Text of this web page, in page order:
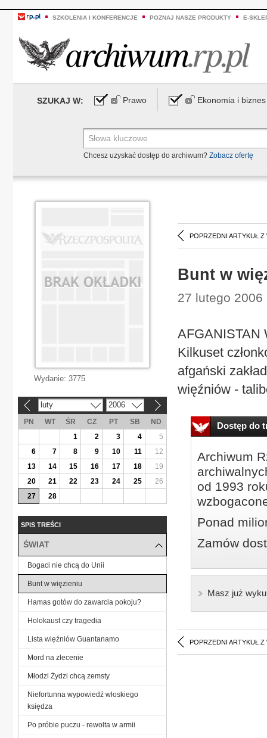
SZKOLENIA I KONFERENCJE POZNAJ NASZE PRODUKTY E-
SZUKAJ W: Prawo Ekonomia i biznes
Chcesz uzyskać dostęp do archiwum? Zobacz ofertę
POPRZEDNI ARTYKUŁ Z
Bunt w
27 lutego 2006
AFGANISTAN
Kilkuset
afgański
więźniów -
Dostęp do
Archiwum
od 1993
Ponad
Zamów
Masz już
POPRZEDNI ARTYKUŁ Z
Wydanie: 3775
luty 2006
PN WT ŚR CZ PT SB
ND
1
2 3 4
5
6
7 8 9 10 11
12
13
14 15 16 17 18
19
20
21 22 23 24 25
26
27
28
SPIS TREŚCI
ŚWIAT
Bogaci nie chcą do Unii
Bunt w więzieniu
Hamas gotów do zawarcia pokoju?
Holokaust czy tragedia
Lista więźniów Guantanamo
Mord na zlecenie
Młodzi Żydzi chcą zemsty
Niefortunna wypowiedź włoskiego
księdza
Po próbie puczu - rewolta w armii